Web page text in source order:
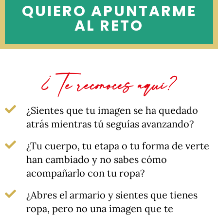
QUIERO APUNTARME
AL RETO
¿ Te reconoces aquí?
¿Sientes que tu imagen se ha quedado
atrás mientras tú seguías avanzando?
¿Tu cuerpo, tu etapa o tu forma de verte
han cambiado y no sabes cómo
acompañarlo con tu ropa?
¿Abres el armario y sientes que tienes
ropa, pero no una imagen que te